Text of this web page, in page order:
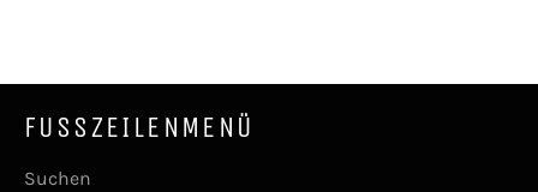
FUSSZEILENMENÜ
Suchen